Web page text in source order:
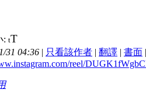
: tT
31 04:36 | 只看該作者 | 翻譯 | 書面
reel/